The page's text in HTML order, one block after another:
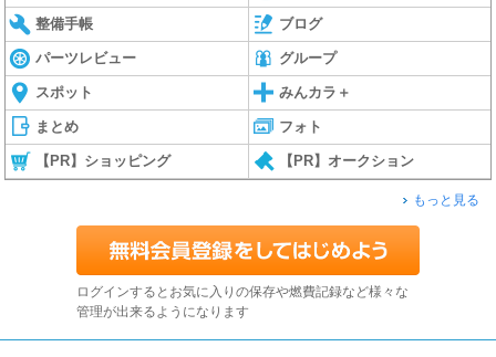
整備手帳 ブログ
パーツレビュー グループ
スポット みんカラ＋
まとめ フォト
【PR】ショッピング 【PR】オークション
もっと見る
ログインするとお気に入りの保存や燃費記録など様々な
管理が出来るようになります